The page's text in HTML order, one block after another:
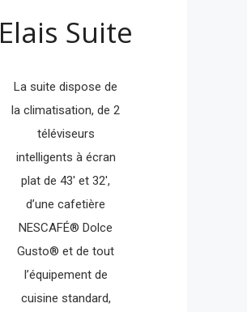
Elais Suite
La suite dispose de
la climatisation, de 2
téléviseurs
intelligents à écran
plat de 43' et 32',
d’une cafetière
NESCAFÉ® Dolce
Gusto® et de tout
l’équipement de
cuisine standard,